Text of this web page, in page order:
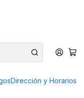
Dirección y Horarios